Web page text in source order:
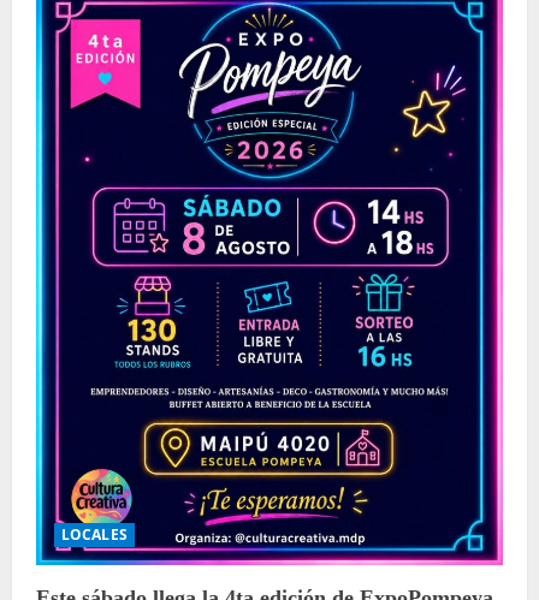
LOCALES